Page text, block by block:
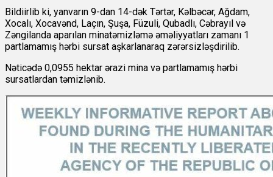
Bildiirlib ki, yanvarın 9-dan 14-dək Tərtər, Kəlbəcər, Ağdam,
Xocalı, Xocavənd, Laçın, Şuşa, Füzuli, Qubadlı, Cəbrayıl və
Zəngilanda aparılan minatəmizləmə əməliyyatları zamanı 1
partlamamış hərbi sursat aşkarlanaraq zərərsizləşdirilib.
Nəticədə 0,0955 hektar ərazi mina və partlamamış hərbi
sursatlardan təmizlənib.